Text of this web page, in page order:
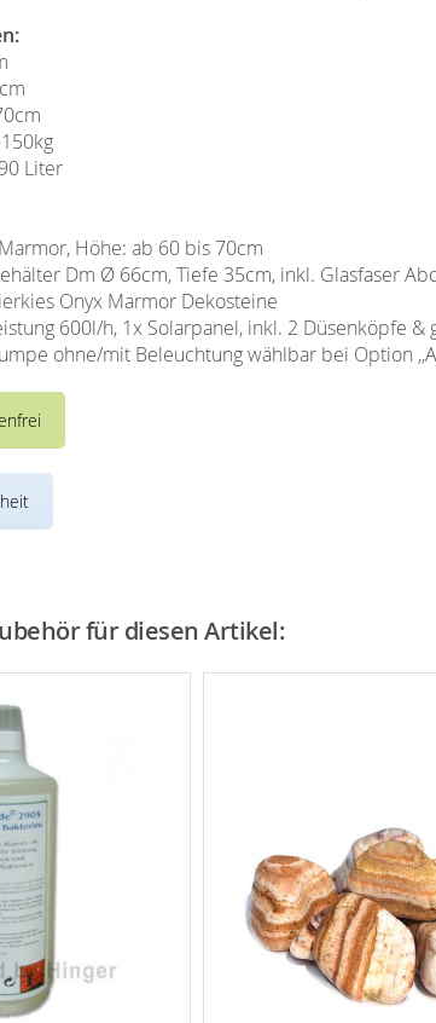
Liter
Höhe: ab 60 bis 70cm
Dm Ø 66cm, Tiefe 35cm, inkl. Glasfaser
Onyx Marmor Dekosteine
600l/h, 1x Solarpanel, inkl. 2 Düsenköpfe
ohne/mit Beleuchtung wählbar bei Option
für diesen Artikel: